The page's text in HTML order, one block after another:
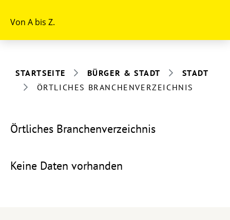
Von A bis Z.
STARTSEITE BÜRGER & STADT
STADT
ÖRTLICHES BRANCHENVERZEICHNIS
Örtliches Branchenverzeichnis
Keine Daten vorhanden